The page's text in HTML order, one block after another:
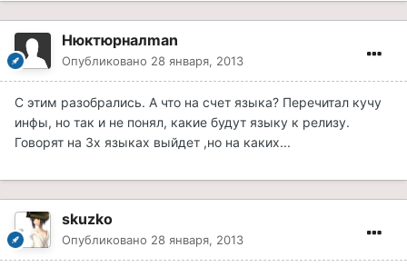
Нюктюрналman
Опубликовано 28 января, 2013
С этим разобрались. А что на счет языка? Перечитал кучу
инфы, но так и не понял, какие будут языку к релизу.
Говорят на 3х языках выйдет ,но на каких...
skuzko
Опубликовано 28 января, 2013